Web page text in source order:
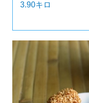
3.90キロ